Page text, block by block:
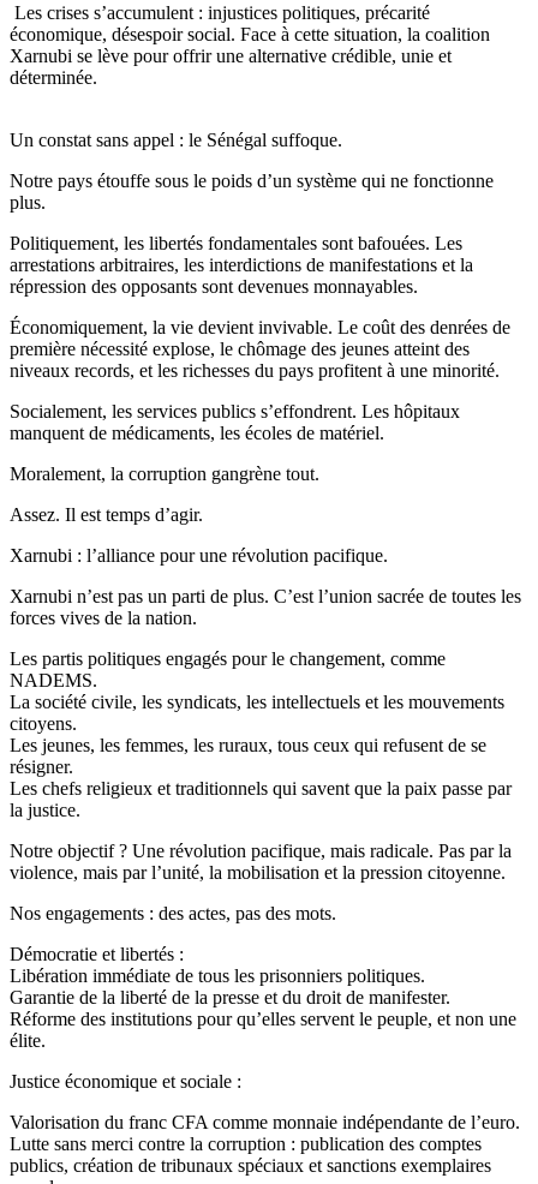
Les crises s’accumulent : injustices politiques, précarité
économique, désespoir social. Face à cette situation, la coalition
Xarnubi se lève pour offrir une alternative crédible, unie et
déterminée.
Un constat sans appel : le Sénégal suffoque.
Notre pays étouffe sous le poids d’un système qui ne fonctionne
plus.
Politiquement, les libertés fondamentales sont bafouées. Les
arrestations arbitraires, les interdictions de manifestations et la
répression des opposants sont devenues monnayables.
Économiquement, la vie devient invivable. Le coût des denrées de
première nécessité explose, le chômage des jeunes atteint des
niveaux records, et les richesses du pays profitent à une minorité.
Socialement, les services publics s’effondrent. Les hôpitaux
manquent de médicaments, les écoles de matériel.
Moralement, la corruption gangrène tout.
Assez. Il est temps d’agir.
Xarnubi : l’alliance pour une révolution pacifique.
Xarnubi n’est pas un parti de plus. C’est l’union sacrée de toutes les
forces vives de la nation.
Les partis politiques engagés pour le changement, comme
NADEMS.
La société civile, les syndicats, les intellectuels et les mouvements
citoyens.
Les jeunes, les femmes, les ruraux, tous ceux qui refusent de se
résigner.
Les chefs religieux et traditionnels qui savent que la paix passe par
la justice.
Notre objectif ? Une révolution pacifique, mais radicale. Pas par la
violence, mais par l’unité, la mobilisation et la pression citoyenne.
Nos engagements : des actes, pas des mots.
Démocratie et libertés :
Libération immédiate de tous les prisonniers politiques.
Garantie de la liberté de la presse et du droit de manifester.
Réforme des institutions pour qu’elles servent le peuple, et non une
élite.
Justice économique et sociale :
Valorisation du franc CFA comme monnaie indépendante de l’euro.
Lutte sans merci contre la corruption : publication des comptes
publics, création de tribunaux spéciaux et sanctions exemplaires